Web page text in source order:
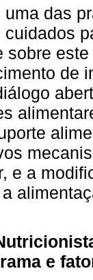
das
cuidados
sobre
de
e a
e